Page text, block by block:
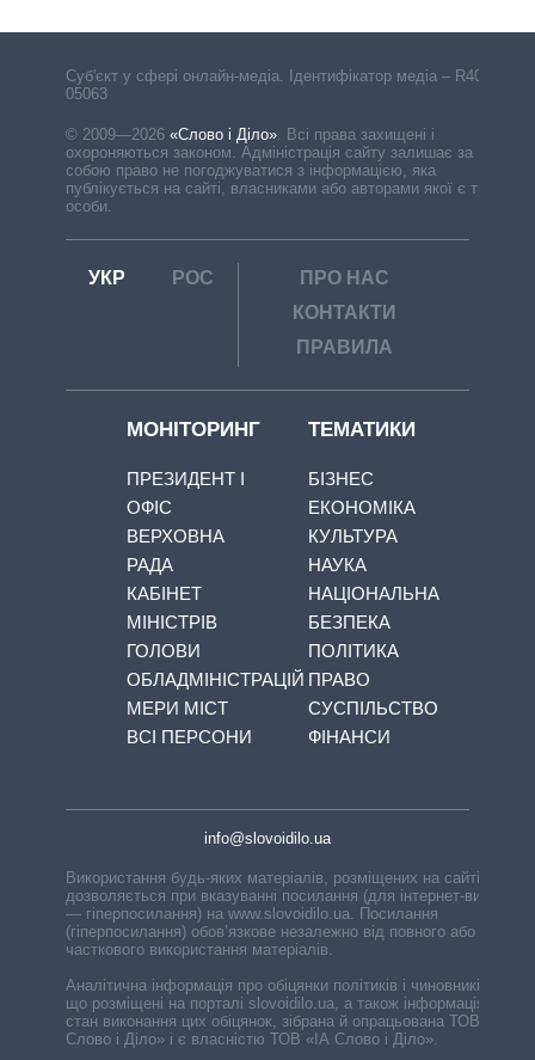
Cуб'єкт у сфері онлайн-медіа. Ідентифікатор медіа – R40-
05063
© 2009—2026 «Слово і Діло». Всі права захищені і
охороняються законом. Адміністрація сайту залишає за
собою право не погоджуватися з інформацією, яка
публікується на сайті, власниками або авторами якої є треті
особи.
УКР РОС
ПРО НАС
КОНТАКТИ
ПРАВИЛА
МОНІТОРИНГ
ПРЕЗИДЕНТ І
ОФІС
ВЕРХОВНА
РАДА
КАБІНЕТ
МІНІСТРІВ
ГОЛОВИ
ОБЛАДМІНІСТРАЦІЙ
МЕРИ МІСТ
ВСІ ПЕРСОНИ
ТЕМАТИКИ
БІЗНЕС
ЕКОНОМІКА
КУЛЬТУРА
НАУКА
НАЦІОНАЛЬНА
БЕЗПЕКА
ПОЛІТИКА
ПРАВО
СУСПІЛЬСТВО
ФІНАНСИ
info@slovoidilo.ua
Використання будь-яких матеріалів, розміщених на сайті,
дозволяється при вказуванні посилання (для інтернет-видань
— гіперпосилання) на www.slovoidilo.ua. Посилання
(гіперпосилання) обов’язкове незалежно від повного або
часткового використання матеріалів.
Аналітична інформація про обіцянки політиків і чиновників,
що розміщені на порталі slovoidilo.ua, а також інформація про
стан виконання цих обіцянок, зібрана й опрацьована ТОВ «ІА
Слово і Діло» і є власністю ТОВ «ІА Слово і Діло».